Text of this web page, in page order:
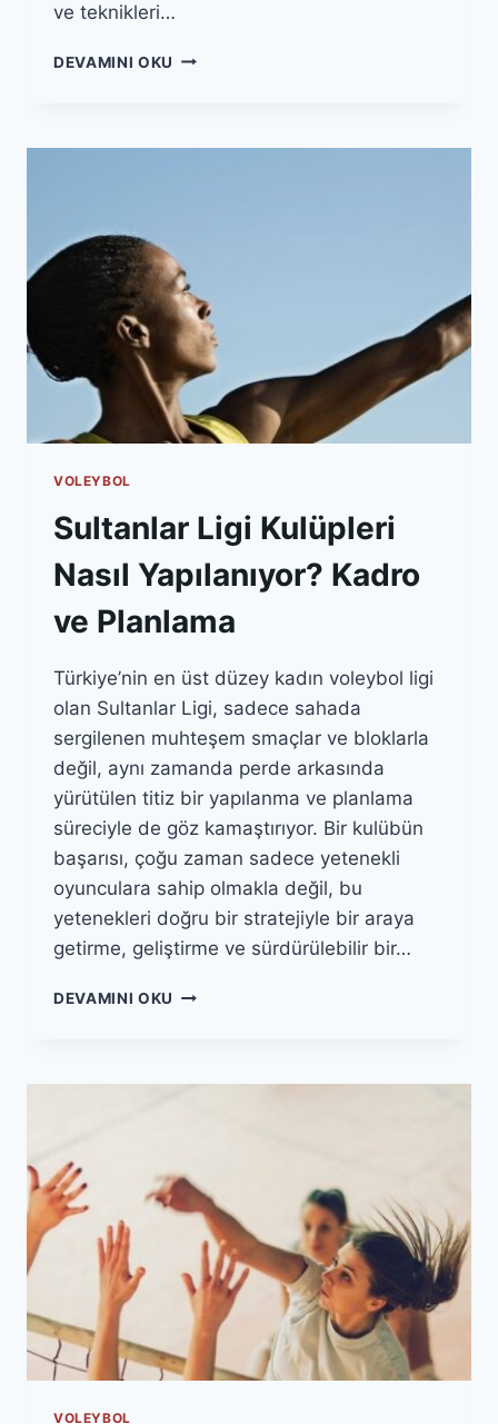
ve teknikleri…
DEVAMINI OKU VOLEYBOLDA
GELIŞTIRILIR?
VOLEYBOL
Sultanlar Ligi Kulüpleri
Nasıl Yapılanıyor? Kadro
ve Planlama
Türkiye’nin en üst düzey kadın voleybol ligi
olan Sultanlar Ligi, sadece sahada
sergilenen muhteşem smaçlar ve bloklarla
değil, aynı zamanda perde arkasında
yürütülen titiz bir yapılanma ve planlama
süreciyle de göz kamaştırıyor. Bir kulübün
başarısı, çoğu zaman sadece yetenekli
oyunculara sahip olmakla değil, bu
yetenekleri doğru bir stratejiyle bir araya
getirme, geliştirme ve sürdürülebilir bir…
DEVAMINI OKU SULTANLAR
YAPILANIYOR?
VOLEYBOL